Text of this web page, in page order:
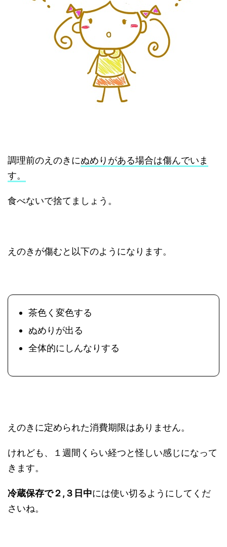
調理前のえのきにぬめりがある場合は傷んでいま
す。
食べないで捨てましょう。
えのきが傷むと以下のようになります。
茶色く変色する
ぬめりが出る
全体的にしんなりする
えのきに定められた消費期限はありません。
けれども、１週間くらい経つと怪しい感じになって
きます。
冷蔵保存で２,３日中には使い切るようにしてくだ
さいね。